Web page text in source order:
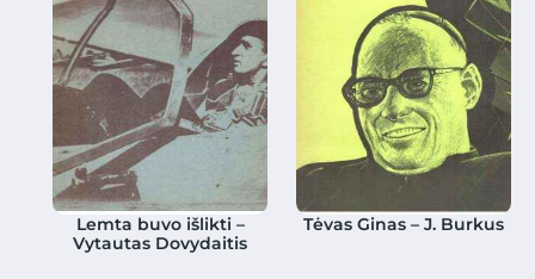
Lemta buvo išlikti –
Vytautas Dovydaitis
Tėvas Ginas – J. Burkus